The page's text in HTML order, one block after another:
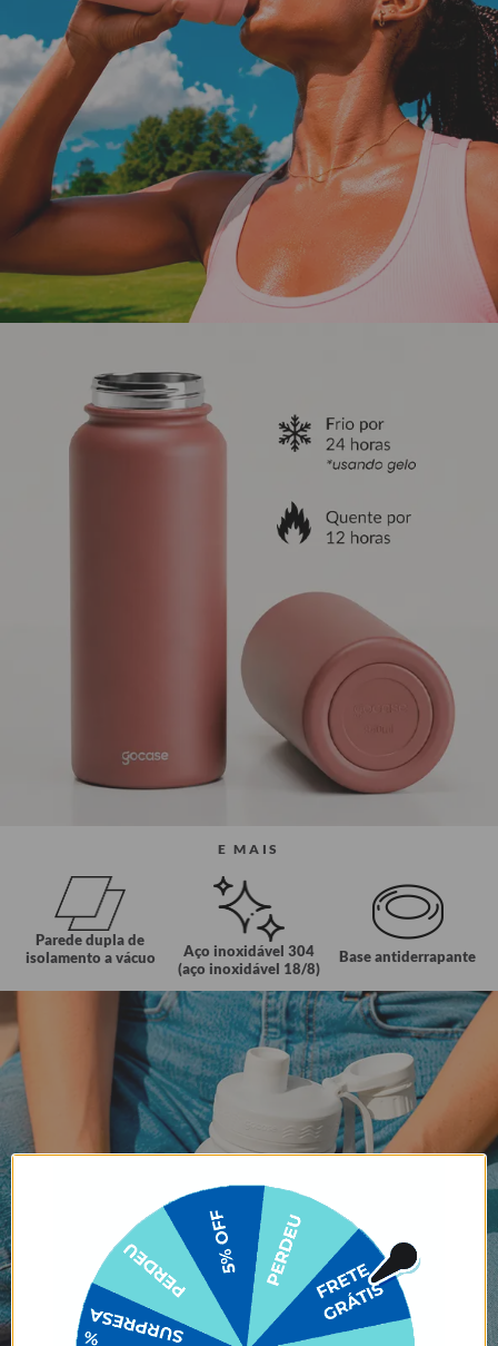
E MAIS
Parede dupla de
isolamento a vácuo
Aço inoxidável 304
(aço inoxidável 18/8)
Base antiderrapante